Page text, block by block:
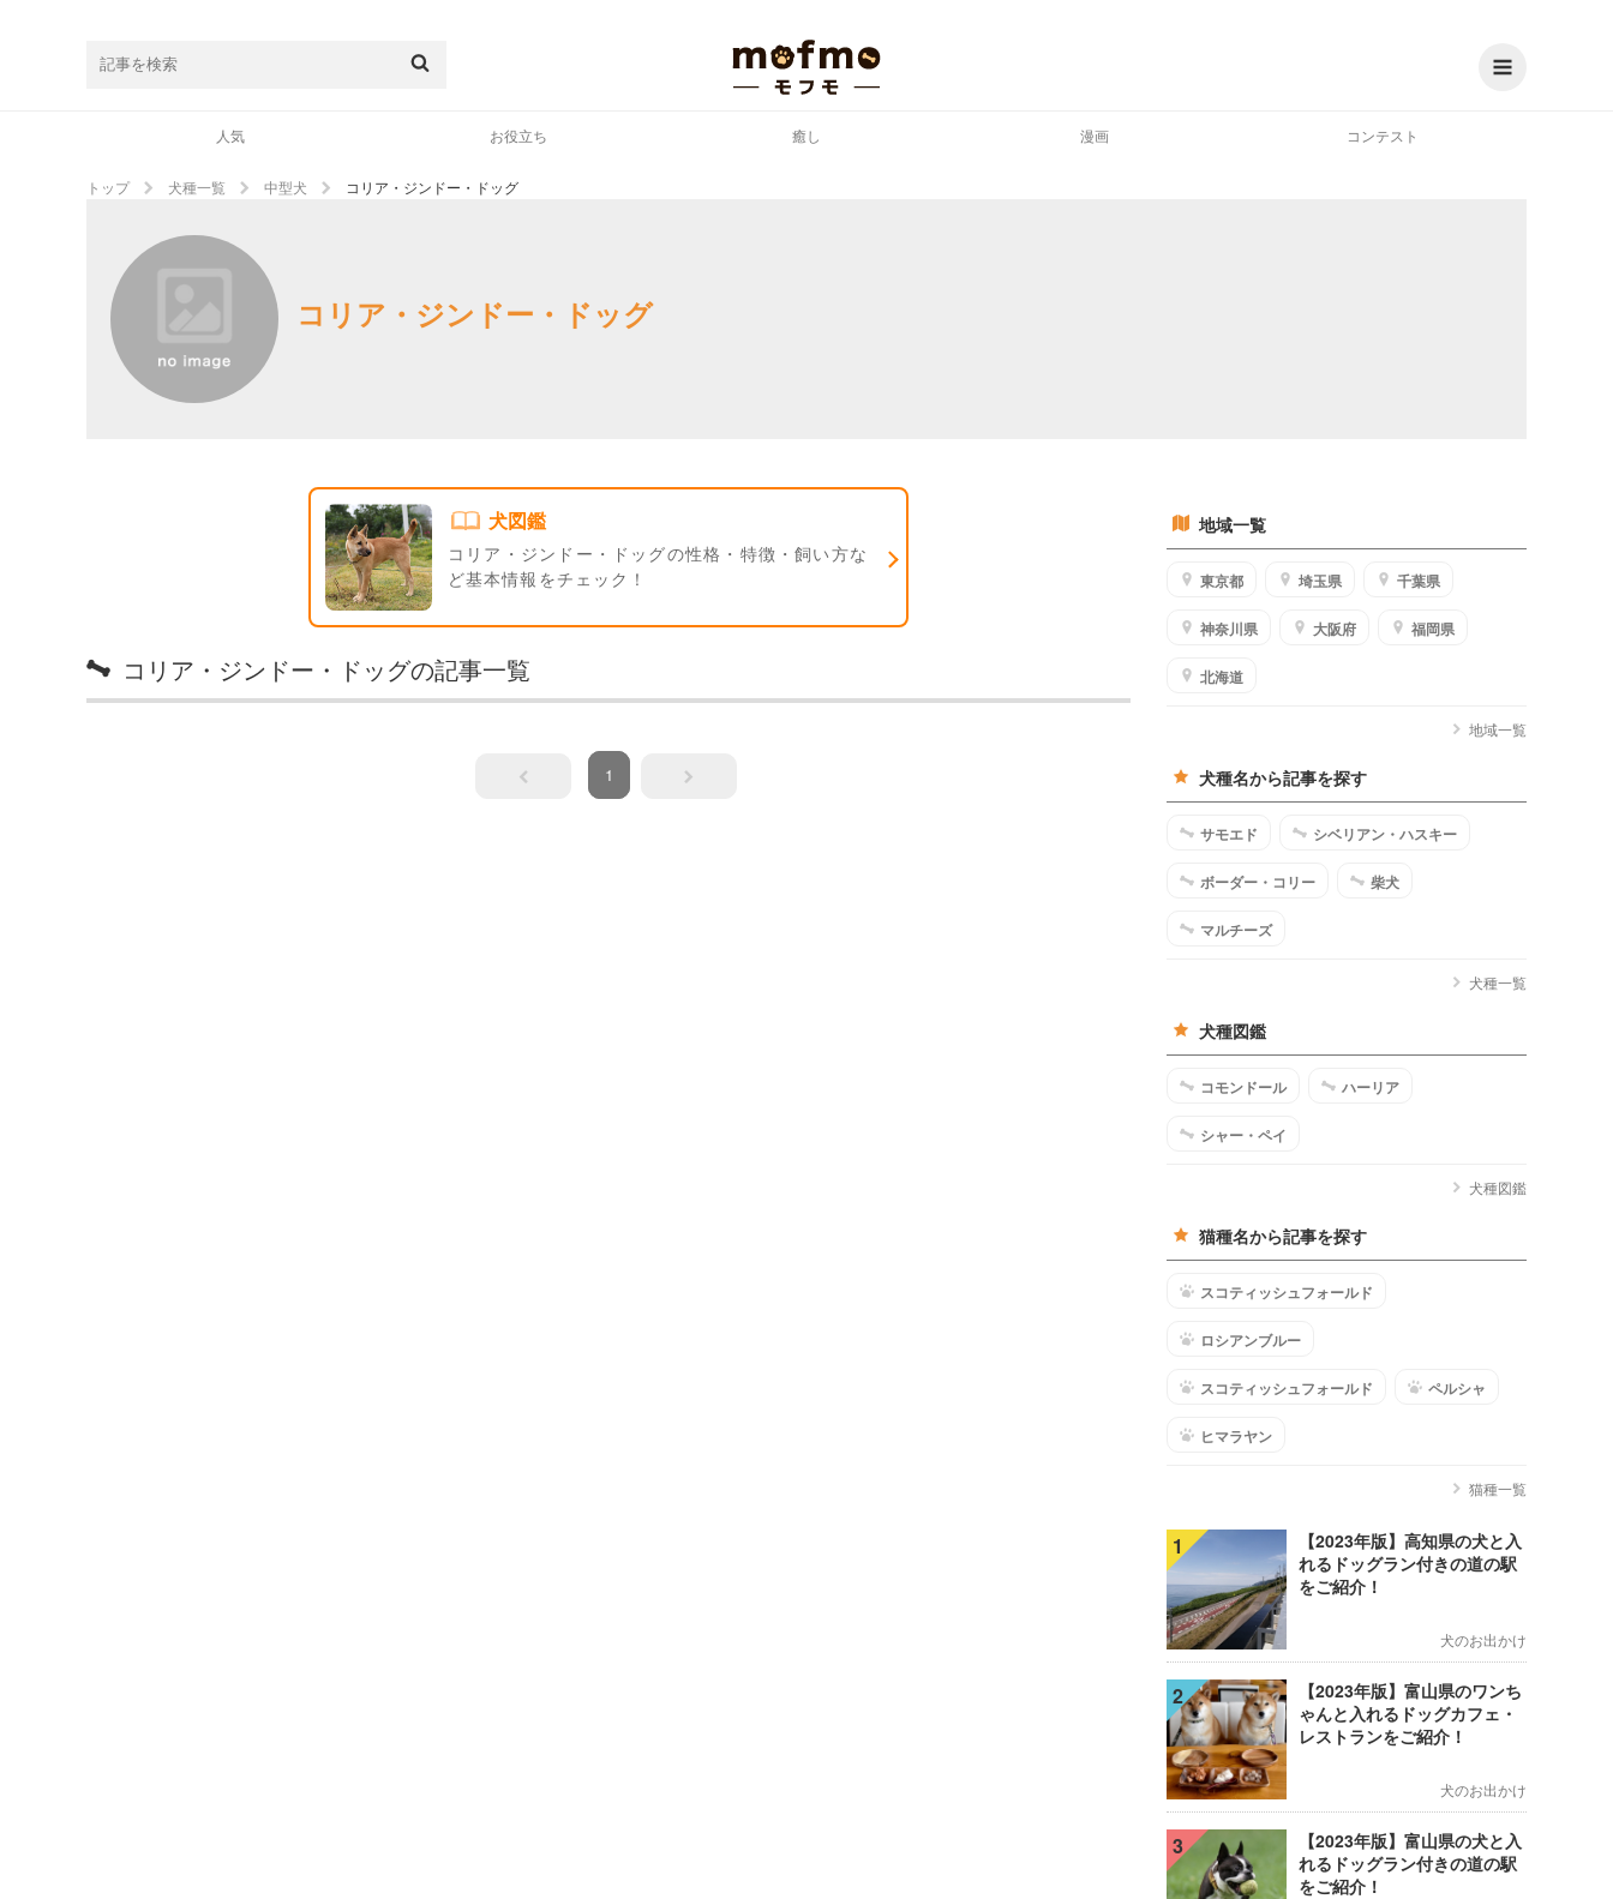
人気 お役立ち 癒し 漫画 コンテスト
トップ 犬種一覧 中型犬 コリア・ジンドー・ドッグ
コリア・ジンドー・ドッグ
犬図鑑
コリア・ジンドー・ドッグの性格・特徴・飼い方な
ど基本情報をチェック！
コリア・ジンドー・ドッグの記事一覧
1
地域一覧
東京都 埼玉県 千葉県
神奈川県 大阪府 福岡県
北海道
地域一覧
犬種名から記事を探す
サモエド シベリアン・ハスキー
ボーダー・コリー 柴犬
マルチーズ
犬種一覧
犬種図鑑
コモンドール ハーリア
シャー・ペイ
犬種図鑑
猫種名から記事を探す
スコティッシュフォールド
ロシアンブルー
スコティッシュフォールド ペルシャ
ヒマラヤン
猫種一覧
1
【2023年版】高知県の犬と入
れるドッグラン付きの道の駅
をご紹介！
犬のお出かけ
2
【2023年版】富山県のワンち
ゃんと入れるドッグカフェ・
レストランをご紹介！
犬のお出かけ
3
【2023年版】富山県の犬と入
れるドッグラン付きの道の駅
をご紹介！